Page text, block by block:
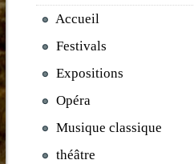
Accueil
Festivals
Expositions
Opéra
Musique classique
théâtre